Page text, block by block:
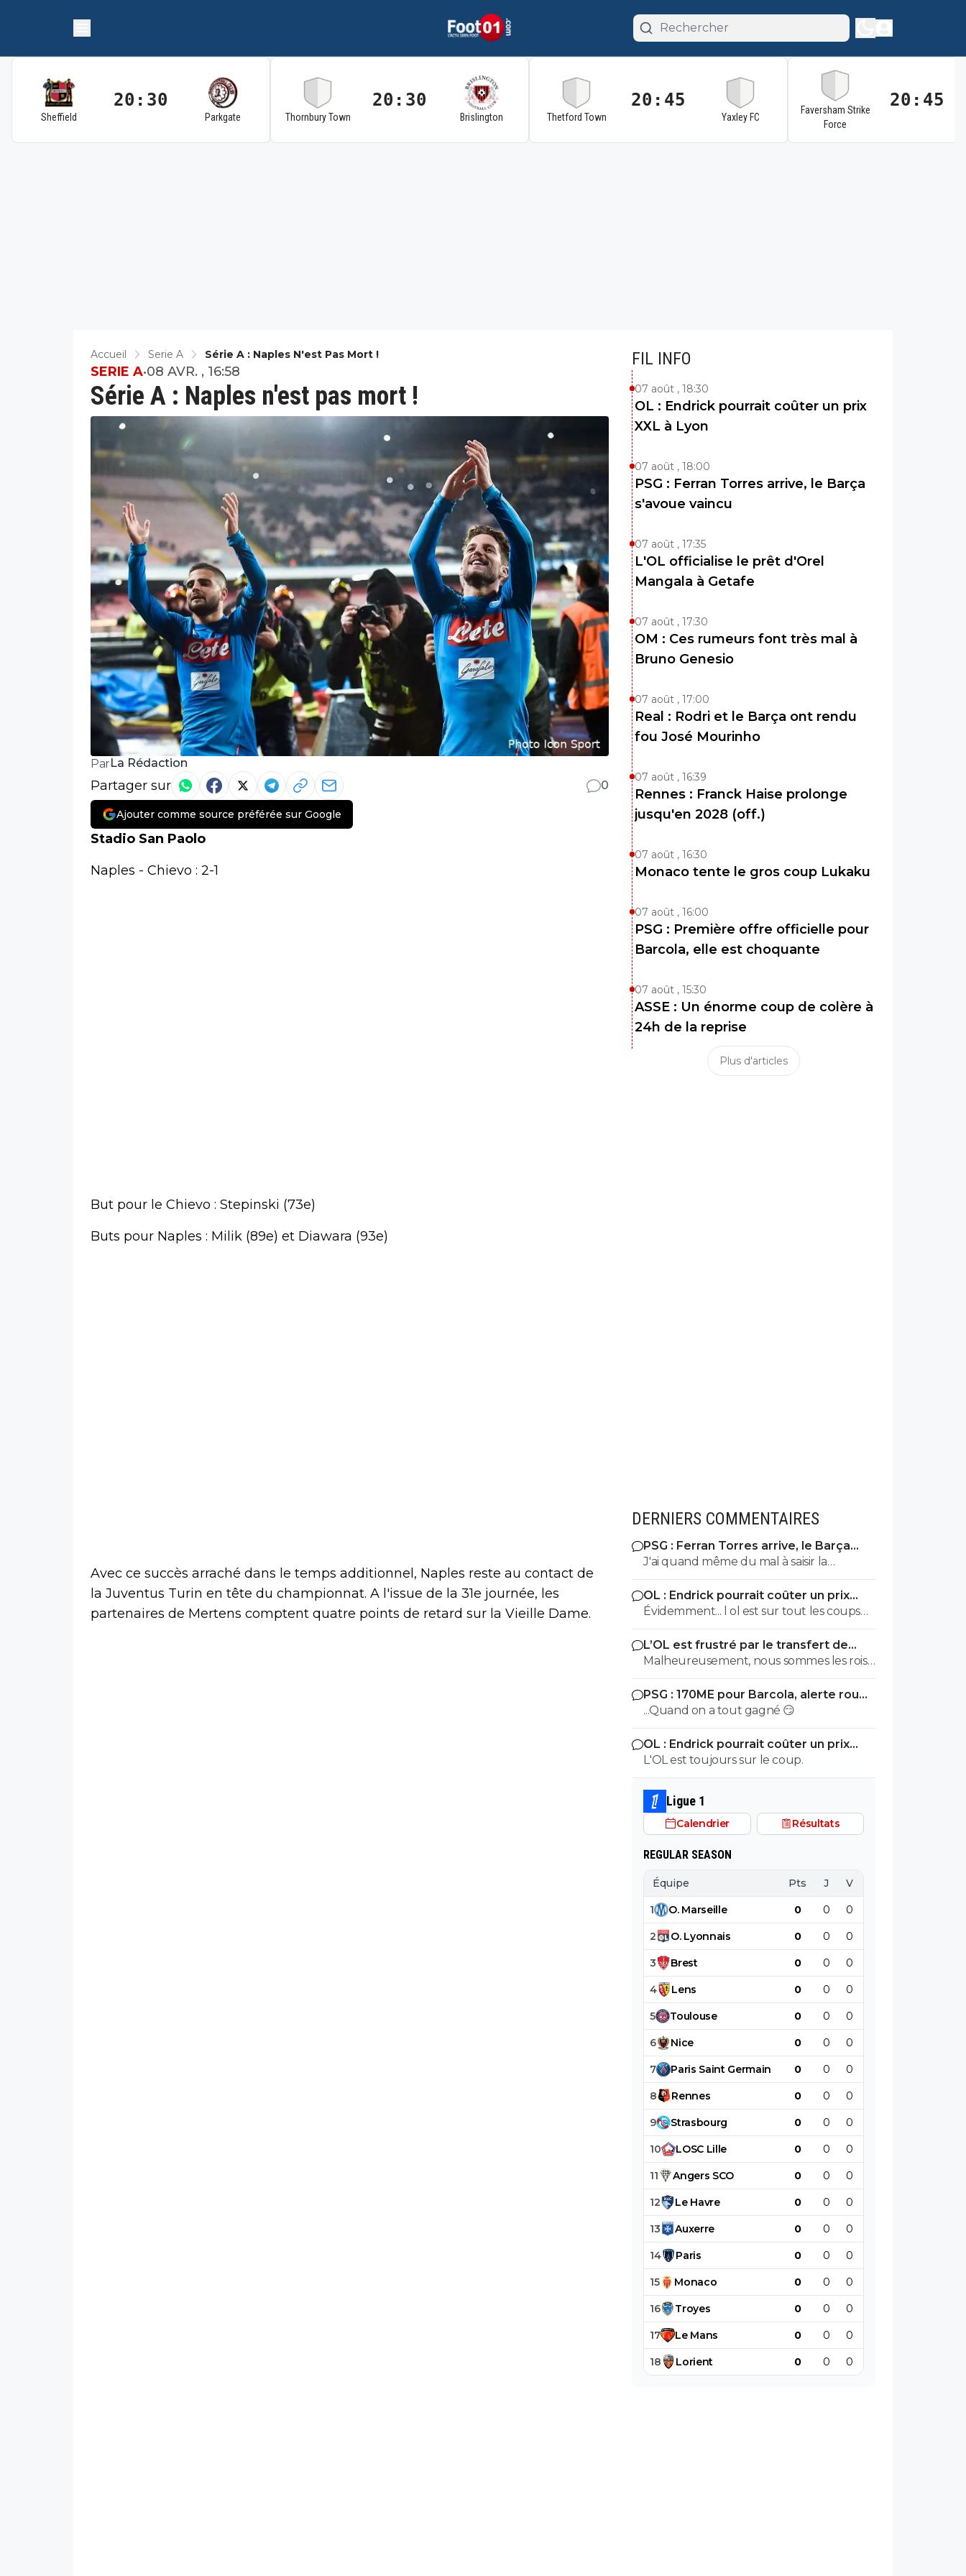
Sheffield
20:30
Parkgate Thornbury Town
20:30
Brislington Thetford Town
20:45
Yaxley FC
Faversham Strike
Force
20:45
Accueil Serie A Série A : Naples N'est Pas Mort !
Série A : Naples n'est pas mort !
SERIE A•08 AVR. , 16:58
ParLa Rédaction
Partager sur 0
Ajouter comme source préférée sur Google
Stadio San Paolo
Naples - Chievo : 2-1
But pour le Chievo : Stepinski (73e)
Buts pour Naples : Milik (89e) et Diawara (93e)
Avec ce succès arraché dans le temps additionnel, Naples reste au contact de
la Juventus Turin en tête du championnat. A l'issue de la 31e journée, les
partenaires de Mertens comptent quatre points de retard sur la Vieille Dame.
FIL INFO
07 août , 18:30
OL : Endrick pourrait coûter un prix
XXL à Lyon
07 août , 18:00
PSG : Ferran Torres arrive, le Barça
s'avoue vaincu
07 août , 17:35
L'OL officialise le prêt d'Orel
Mangala à Getafe
07 août , 17:30
OM : Ces rumeurs font très mal à
Bruno Genesio
07 août , 17:00
Real : Rodri et le Barça ont rendu
fou José Mourinho
07 août , 16:39
Rennes : Franck Haise prolonge
jusqu'en 2028 (off.)
07 août , 16:30
Monaco tente le gros coup Lukaku
07 août , 16:00
PSG : Première offre officielle pour
Barcola, elle est choquante
07 août , 15:30
ASSE : Un énorme coup de colère à
24h de la reprise
Plus d'articles
DERNIERS COMMENTAIRES
PSG : Ferran Torres arrive, le Barça
s'avoue vaincu
J'ai quand même du mal à saisir la
motivation de venir être un remplaçant
pour lui. Quand on regarde Ramos, Lee
ou Barcola on comprend ils partent pour
devenir titulaires.
OL : Endrick pourrait coûter un prix
XXL à Lyon
Évidemment... l ol est sur tout les coups
sergio grâce a textor tapis dans l ombre ^^
L’OL est frustré par le transfert de
Pavel Sulc
Malheureusement, nous sommes les rois
pour ça.
PSG : 170ME pour Barcola, alerte rouge
à Liverpool
...Quand on a tout gagné 😏
OL : Endrick pourrait coûter un prix
XXL à Lyon
L'OL est toujours sur le coup.
Ligue 1
Calendrier Résultats
REGULAR SEASON
Équipe Pts J V
1 O. Marseille 0 0 0
2 O. Lyonnais 0 0 0
3 Brest 0 0 0
4 Lens 0 0 0
5 Toulouse 0 0 0
6 Nice 0 0 0
7 Paris Saint Germain 0 0 0
8 Rennes 0 0 0
9 Strasbourg 0 0 0
10 LOSC Lille 0 0 0
11 Angers SCO 0 0 0
12 Le Havre 0 0 0
13 Auxerre 0 0 0
14 Paris 0 0 0
15 Monaco 0 0 0
16 Troyes 0 0 0
17 Le Mans 0 0 0
18 Lorient 0 0 0